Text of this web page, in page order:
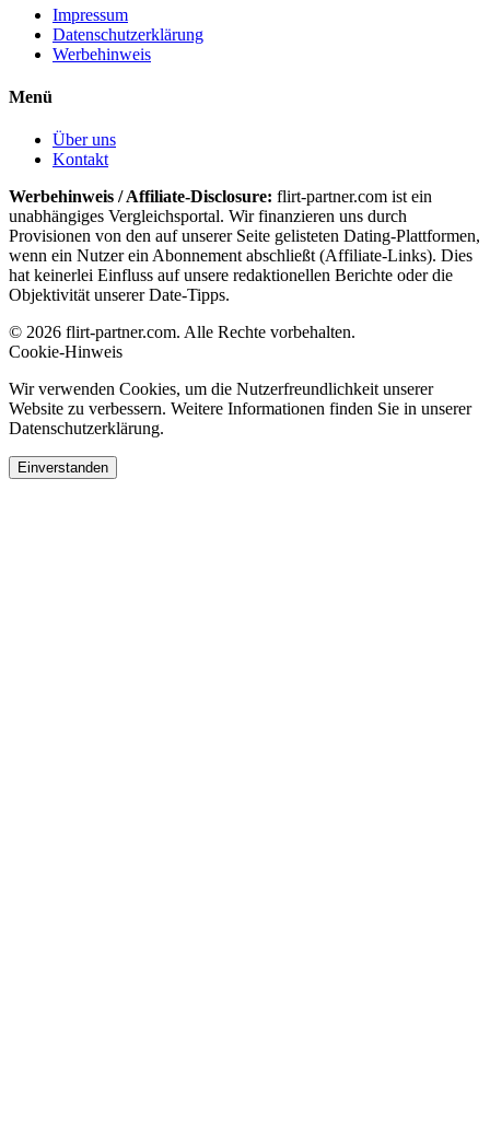
Impressum
Datenschutzerklärung
Werbehinweis
Menü
Über uns
Kontakt
Werbehinweis / Affiliate-Disclosure: flirt-partner.com ist ein
unabhängiges Vergleichsportal. Wir finanzieren uns durch
Provisionen von den auf unserer Seite gelisteten Dating-Plattformen,
wenn ein Nutzer ein Abonnement abschließt (Affiliate-Links). Dies
hat keinerlei Einfluss auf unsere redaktionellen Berichte oder die
Objektivität unserer Date-Tipps.
© 2026 flirt-partner.com. Alle Rechte vorbehalten.
Cookie-Hinweis
Wir verwenden Cookies, um die Nutzerfreundlichkeit unserer
Website zu verbessern. Weitere Informationen finden Sie in unserer
Datenschutzerklärung.
Einverstanden